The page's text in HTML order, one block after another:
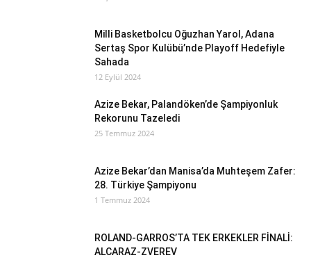
Milli Basketbolcu Oğuzhan Yarol, Adana
Sertaş Spor Kulübü’nde Playoff Hedefiyle
Sahada
12 Eylül 2024
Azize Bekar, Palandöken’de Şampiyonluk
Rekorunu Tazeledi
25 Temmuz 2024
Azize Bekar’dan Manisa’da Muhteşem Zafer:
28. Türkiye Şampiyonu
1 Temmuz 2024
ROLAND-GARROS’TA TEK ERKEKLER FİNALİ:
ALCARAZ-ZVEREV